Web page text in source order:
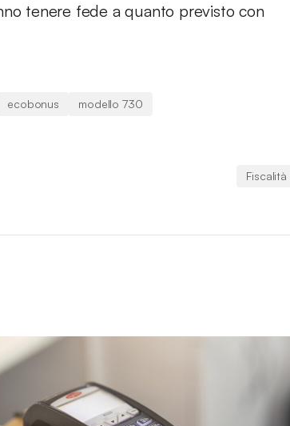
tenere fede a quanto previsto con
ecobonus modello 730
Fiscalità